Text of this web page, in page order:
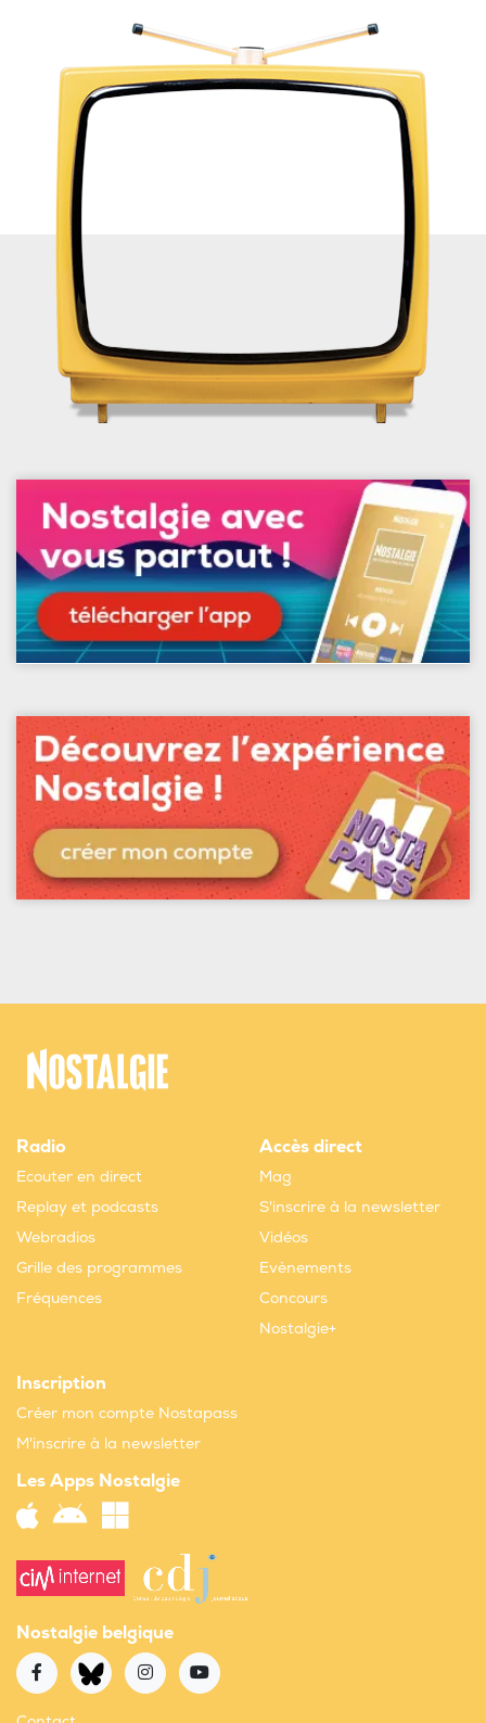
Radio
Ecouter en direct
Replay et podcasts
Webradios
Grille des programmes
Fréquences
Accès direct
Mag
S'inscrire à la newsletter
Vidéos
Evènements
Concours
Nostalgie+
Inscription
Créer mon compte Nostapass
M'inscrire à la newsletter
Les Apps Nostalgie
Nostalgie belgique